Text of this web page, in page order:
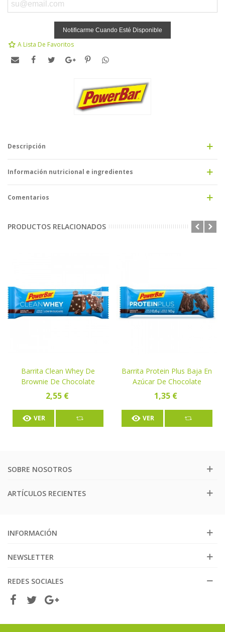
Notificarme Cuando Esté Disponible
A Lista De Favoritos
Descripción
Información nutricional e ingredientes
Comentarios
PRODUCTOS RELACIONADOS
Barrita Clean Whey De
Brownie De Chocolate
2,55 €
VER
Barrita Protein Plus Baja En
Azúcar De Chocolate
1,35 €
VER
SOBRE NOSOTROS
ARTÍCULOS RECIENTES
INFORMACIÓN
NEWSLETTER
REDES SOCIALES